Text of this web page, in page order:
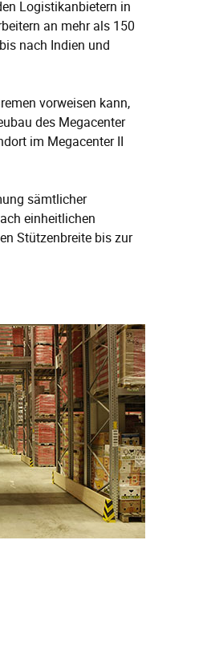
Logistikanbietern in
an mehr als 150
nach Indien und
vorweisen kann,
des Megacenter
im Megacenter II
sämtlicher
einheitlichen
Stützenbreite bis zur